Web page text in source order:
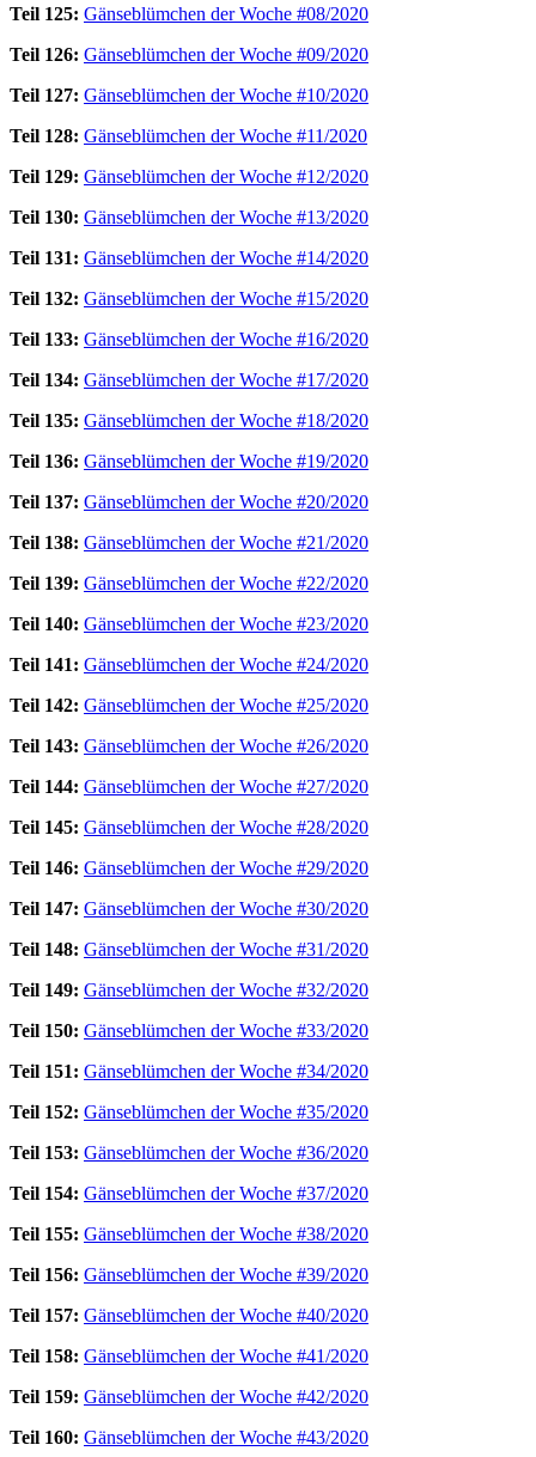
Teil 125: Gänseblümchen der Woche #08/2020
Teil 126: Gänseblümchen der Woche #09/2020
Teil 127: Gänseblümchen der Woche #10/2020
Teil 128: Gänseblümchen der Woche #11/2020
Teil 129: Gänseblümchen der Woche #12/2020
Teil 130: Gänseblümchen der Woche #13/2020
Teil 131: Gänseblümchen der Woche #14/2020
Teil 132: Gänseblümchen der Woche #15/2020
Teil 133: Gänseblümchen der Woche #16/2020
Teil 134: Gänseblümchen der Woche #17/2020
Teil 135: Gänseblümchen der Woche #18/2020
Teil 136: Gänseblümchen der Woche #19/2020
Teil 137: Gänseblümchen der Woche #20/2020
Teil 138: Gänseblümchen der Woche #21/2020
Teil 139: Gänseblümchen der Woche #22/2020
Teil 140: Gänseblümchen der Woche #23/2020
Teil 141: Gänseblümchen der Woche #24/2020
Teil 142: Gänseblümchen der Woche #25/2020
Teil 143: Gänseblümchen der Woche #26/2020
Teil 144: Gänseblümchen der Woche #27/2020
Teil 145: Gänseblümchen der Woche #28/2020
Teil 146: Gänseblümchen der Woche #29/2020
Teil 147: Gänseblümchen der Woche #30/2020
Teil 148: Gänseblümchen der Woche #31/2020
Teil 149: Gänseblümchen der Woche #32/2020
Teil 150: Gänseblümchen der Woche #33/2020
Teil 151: Gänseblümchen der Woche #34/2020
Teil 152: Gänseblümchen der Woche #35/2020
Teil 153: Gänseblümchen der Woche #36/2020
Teil 154: Gänseblümchen der Woche #37/2020
Teil 155: Gänseblümchen der Woche #38/2020
Teil 156: Gänseblümchen der Woche #39/2020
Teil 157: Gänseblümchen der Woche #40/2020
Teil 158: Gänseblümchen der Woche #41/2020
Teil 159: Gänseblümchen der Woche #42/2020
Teil 160: Gänseblümchen der Woche #43/2020